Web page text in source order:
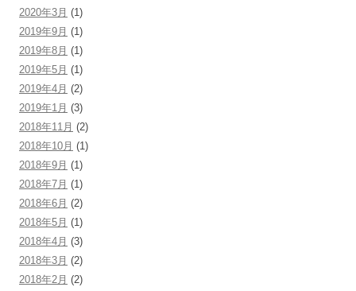
2020年3月 (1)
2019年9月 (1)
2019年8月 (1)
2019年5月 (1)
2019年4月 (2)
2019年1月 (3)
2018年11月 (2)
2018年10月 (1)
2018年9月 (1)
2018年7月 (1)
2018年6月 (2)
2018年5月 (1)
2018年4月 (3)
2018年3月 (2)
2018年2月 (2)